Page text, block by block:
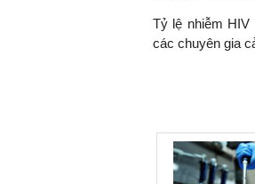
Tỷ lệ nhiễm HIV
các chuyên gia